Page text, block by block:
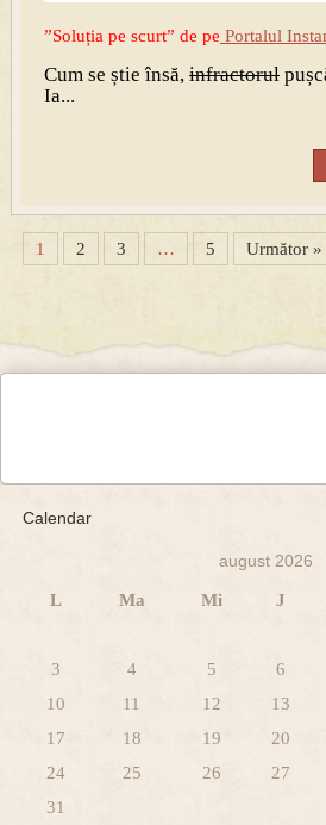
”Soluția pe scurt” de pe Portalul
Cum se știe însă, infractorul
Ia...
1 2 3 … 5 Următor »
Calendar
august 2026
L Ma Mi J
3
4 5 6
10
11 12 13
17
18 19 20
24
25 26 27
31